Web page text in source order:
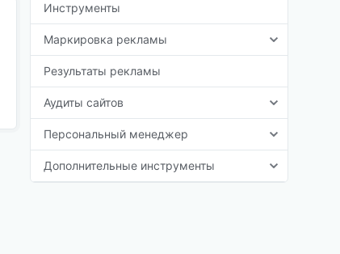
Инструменты
Маркировка рекламы
Результаты рекламы
Аудиты сайтов
Персональный менеджер
Дополнительные инструменты